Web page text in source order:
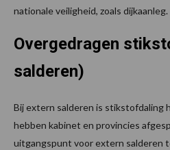
nationale veiligheid, zoals dijkaanleg.
Overgedragen
salderen)
Bij extern salderen is stikstofdaling
hebben kabinet en provincies
uitgangspunt voor extern salderen